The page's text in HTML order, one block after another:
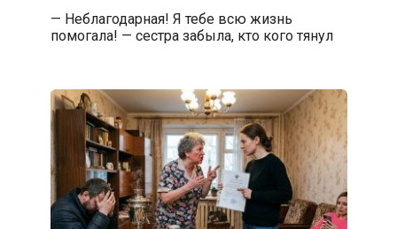
— Неблагодарная! Я тебе всю жизнь
помогала! — сестра забыла, кто кого тянул